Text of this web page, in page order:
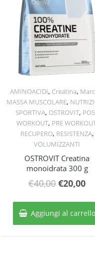
Quick View
AMINOACIDI, Creatina,
MASSA MUSCOLARE,
SPORTIVA, OSTROVIT,
WORKOUT, PRE
RECUPERO, RESISTENZA,
VOLUMIZZANTI
OSTROVIT Creatina
monoidrata 300 g
€40,00 Il
originale
era:
€20,00Il
è:
Aggiungi al carrello